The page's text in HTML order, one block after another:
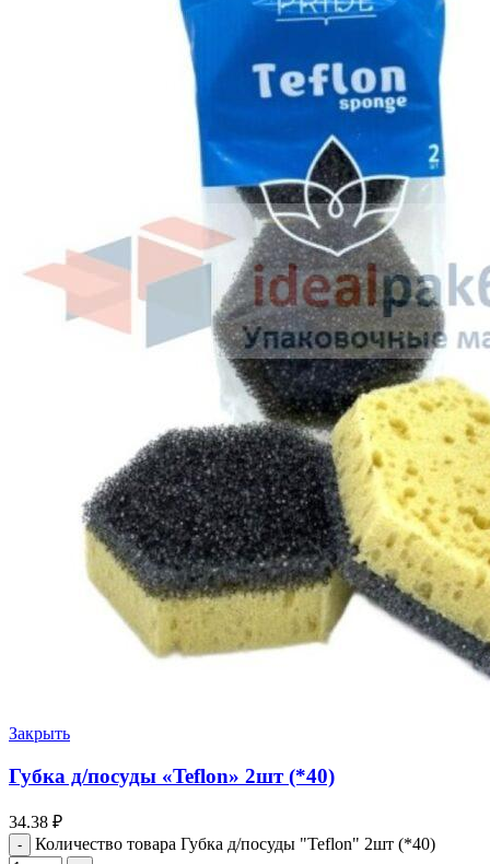
Закрыть
Губка д/посуды «Teflon» 2шт (*40)
34.38 ₽
Количество товара Губка д/посуды "Teflon" 2шт (*40)